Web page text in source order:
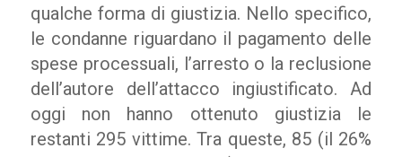
qualche forma di giustizia. Nello specifico,
le condanne riguardano il pagamento delle
spese processuali, l’arresto o la reclusione
dell’autore dell’attacco ingiustificato. Ad
oggi non hanno ottenuto giustizia le
restanti 295 vittime. Tra queste, 85 (il 26%